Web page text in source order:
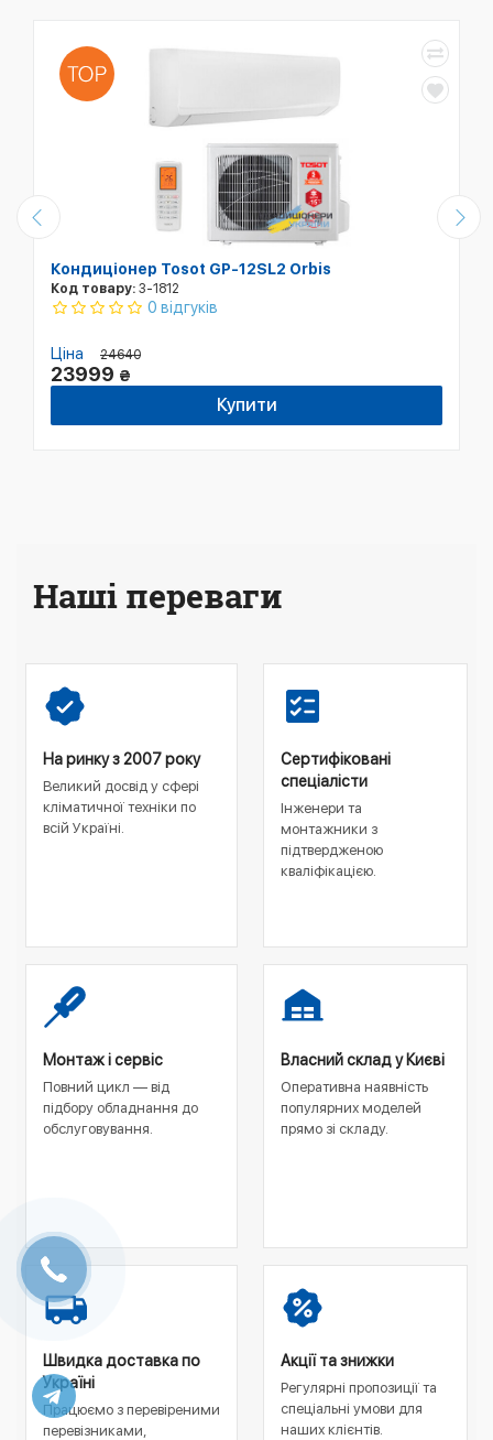
Кондиціонер Tosot GP-12SL2 Orbis
Код товару: 3-1812
0 відгуків
Ціна 24640
23999 ₴
Купити
Наші переваги
На ринку з 2007 року
Великий досвід у сфері
кліматичної техніки по
всій Україні.
Сертифіковані
спеціалісти
Інженери та
монтажники з
підтвердженою
кваліфікацією.
Монтаж і сервіс
Повний цикл — від
підбору обладнання до
обслуговування.
Власний склад у Києві
Оперативна наявність
популярних моделей
прямо зі складу.
Швидка доставка по
Україні
Працюємо з перевіреними
перевізниками,
Акції та знижки
Регулярні пропозиції та
спеціальні умови для
наших клієнтів.